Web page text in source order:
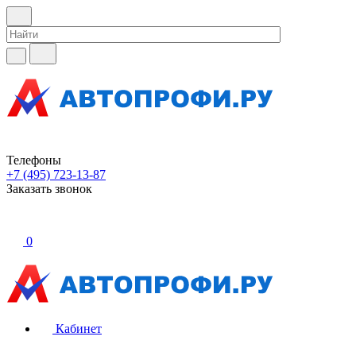
Телефоны
+7 (495) 723-13-87
Заказать звонок
0
Кабинет